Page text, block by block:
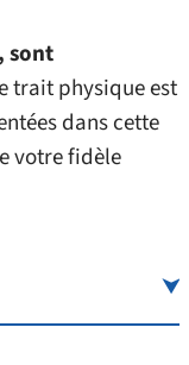
sont
trait physique est
dans cette
votre fidèle